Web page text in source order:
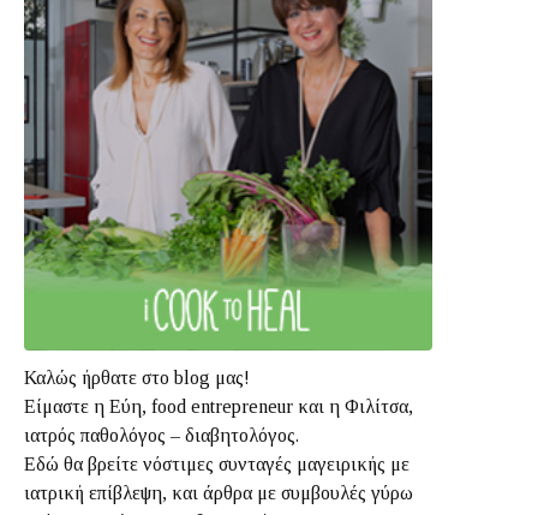
Καλώς ήρθατε στο blog μας!
Είμαστε η Εύη, food entrepreneur και η Φιλίτσα,
ιατρός παθολόγος – διαβητολόγος.
Εδώ θα βρείτε νόστιμες συνταγές μαγειρικής με
ιατρική επίβλεψη, και άρθρα με συμβουλές γύρω